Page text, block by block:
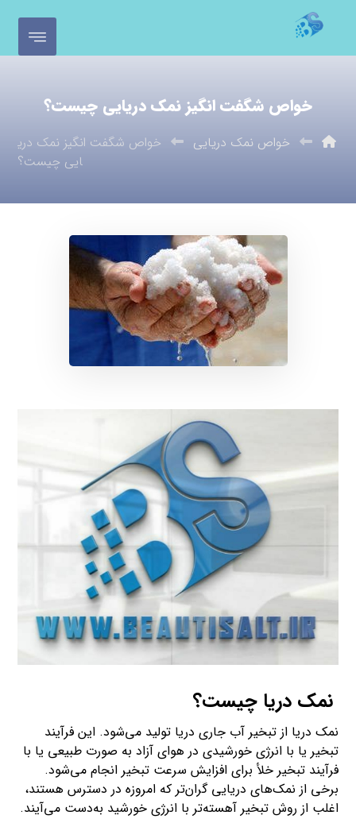
خواص شگفت انگیز نمک دریایی چیست؟
خواص نمک دریایی
خواص شگفت انگیز نمک دری
ایی چیست؟
نمک دریا چیست؟
نمک دریا از تبخیر آب جاری دریا تولید می‌شود. این فرآیند
تبخیر یا با انرژی خورشیدی در هوای آزاد به ‌صورت طبیعی یا با
فرآیند تبخیر خلأ برای افزایش سرعت تبخیر انجام می‌شود.
برخی از نمک‌های دریایی گران‌تر که امروزه در دسترس هستند،
اغلب از روش تبخیر آهسته‌تر با انرژی خورشید به‌دست می‌آیند.